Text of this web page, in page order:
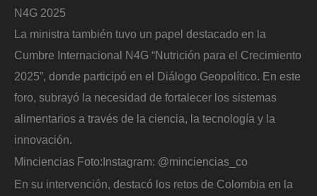
N4G 2025
La ministra también tuvo un papel destacado en la
Cumbre Internacional N4G “Nutrición para el Crecimiento
2025”, donde participó en el Diálogo Geopolítico. En este
foro, subrayó la necesidad de fortalecer los sistemas
alimentarios a través de la ciencia, la tecnología y la
innovación.
Minciencias Foto:Instagram: @minciencias_co
En su intervención, destacó los retos de Colombia en la